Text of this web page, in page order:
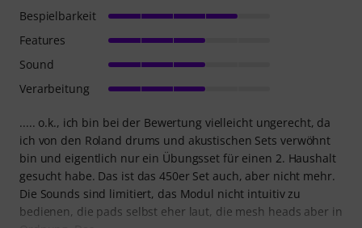
..... o.k., ich bin bei der Bewertung vielleicht ungerecht, da
ich von den Roland drums und akustischen Sets verwöhnt
bin und eigentlich nur ein Übungsset für einen 2. Haushalt
gesucht habe. Das ist das 450er Set auch, aber nicht mehr.
Die Sounds sind limitiert, das Modul nicht intuitiv zu
bedienen, die pads selbst eher laut, die mesh heads aber in
Bespielbarkeit
Features
Sound
Verarbeitung